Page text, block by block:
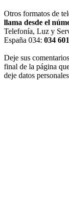
Otros formatos de
llama desde el
Telefonía, Luz y
España 034: 034
Deje sus
final de la página
deje datos